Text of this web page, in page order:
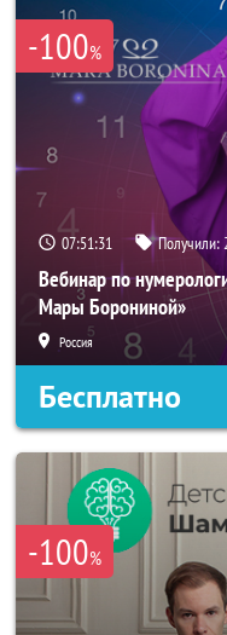
-100%
07:51:29 Получили:
Вебинар по
Мары Борониной»
Россия
Бесплатно
-100%